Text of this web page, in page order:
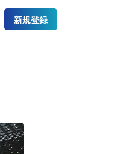
新規登録